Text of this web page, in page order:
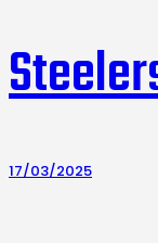
17/03/2025